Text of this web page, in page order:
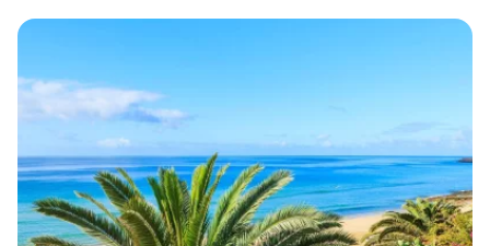
Pokračovať s e-mailom